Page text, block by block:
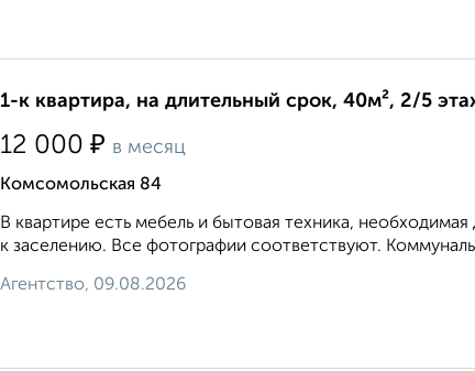
1-к квартира, на длительный срок, 40м², 2/5
12 000 ₽ в месяц
Комсомольская 84
В квартире есть мебель и бытовая техника,
к заселению. Все фотографии соответствуют.
Агентство, 09.08.2026